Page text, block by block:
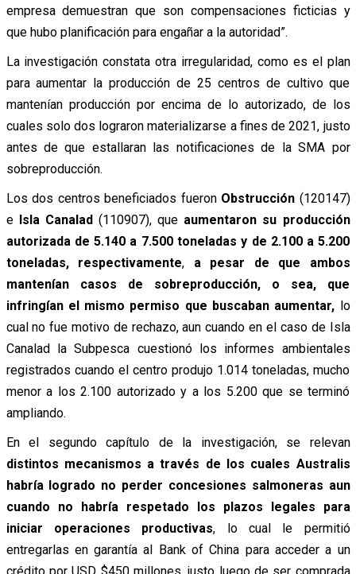
empresa demuestran que son compensaciones ficticias y
que hubo planificación para engañar a la autoridad”.
La investigación constata otra irregularidad, como es el plan
para aumentar la producción de 25 centros de cultivo que
mantenían producción por encima de lo autorizado, de los
cuales solo dos lograron materializarse a fines de 2021, justo
antes de que estallaran las notificaciones de la SMA por
sobreproducción.
Los dos centros beneficiados fueron Obstrucción (120147)
e
Isla Canalad (110907), que aumentaron su producción
autorizada de 5.140 a 7.500 toneladas y de 2.100 a 5.200
toneladas, respectivamente, a pesar de que ambos
mantenían casos de sobreproducción, o sea, que
infringían el mismo permiso que buscaban aumentar, lo
cual no fue motivo de rechazo, aun cuando en el caso de Isla
Canalad la Subpesca cuestionó los informes ambientales
registrados cuando el centro produjo 1.014 toneladas, mucho
menor a los 2.100 autorizado y a los 5.200 que se terminó
ampliando.
En el segundo capítulo de la investigación, se relevan
distintos mecanismos a través de los cuales Australis
habría logrado no perder concesiones salmoneras aun
cuando no habría respetado los plazos legales para
iniciar operaciones productivas, lo cual le permitió
entregarlas en garantía al Bank of China para acceder a un